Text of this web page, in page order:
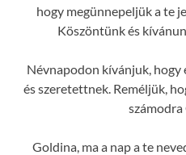
hogy megünnepeljük a te
Köszöntünk és
Névnapodon kívánjuk, hogy
és szeretettnek. Reméljük,
Goldina, ma a nap a te